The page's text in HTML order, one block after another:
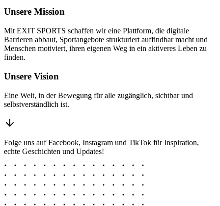
Unsere Mission
Mit EXIT SPORTS schaffen wir eine Plattform, die digitale
Barrieren abbaut, Sportangebote strukturiert auffindbar macht und
Menschen motiviert, ihren eigenen Weg in ein aktiveres Leben zu
finden.
Unsere Vision
Eine Welt, in der Bewegung für alle zugänglich, sichtbar und
selbstverständlich ist.
Folge uns auf Facebook, Instagram und TikTok für Inspiration,
echte Geschichten und Updates!